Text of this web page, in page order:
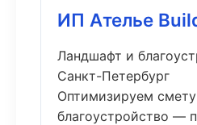
ИП Ателье
Ландшафт и
Санкт-Петербург
Оптимизируем
благоустройство —